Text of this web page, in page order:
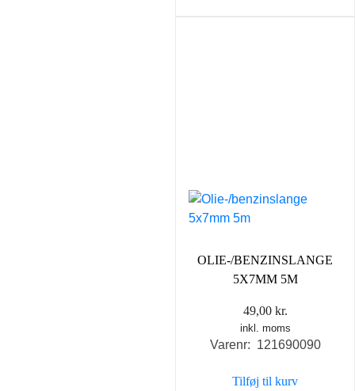
OLIE-/BENZINSLANGE
5X7MM 5M
49,00 kr.
inkl. moms
Varenr: 121690090
Tilføj til kurv